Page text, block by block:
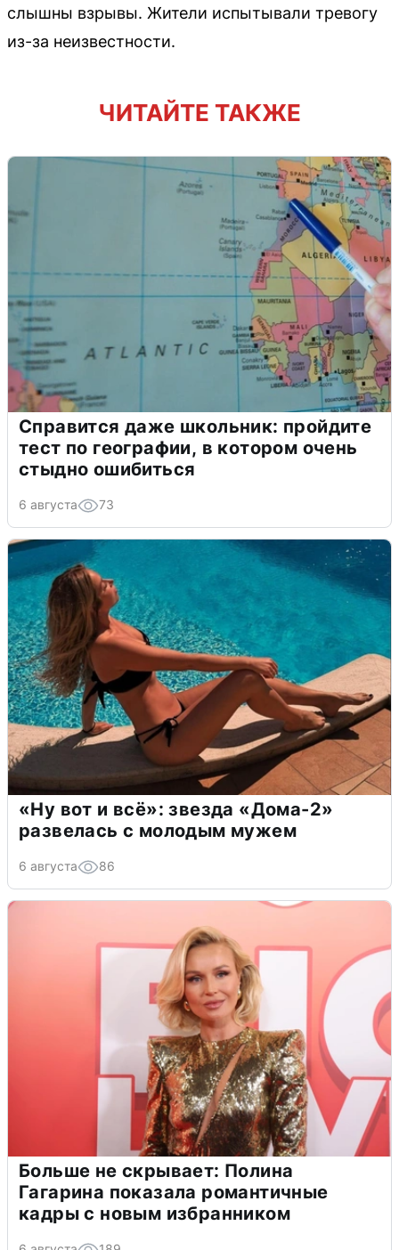
слышны взрывы. Жители испытывали тревогу
из-за неизвестности.
ЧИТАЙТЕ ТАКЖЕ
Справится даже школьник: пройдите
тест по географии, в котором очень
стыдно ошибиться
6 августа 73
«Ну вот и всё»: звезда «Дома-2»
развелась с молодым мужем
6 августа 86
Больше не скрывает: Полина
Гагарина показала романтичные
кадры с новым избранником